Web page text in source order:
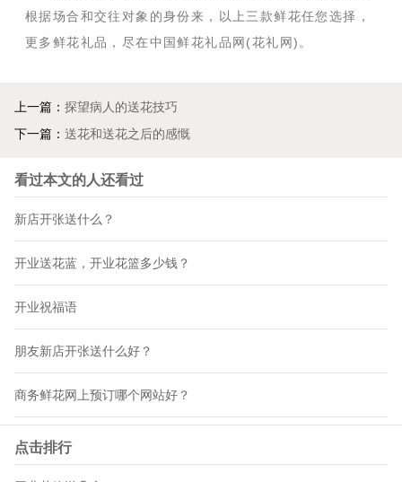
根据场合和交往对象的身份来，以上三款鲜花任您选择，
更多鲜花礼品，尽在中国鲜花礼品网(花礼网)。
上一篇： 探望病人的送花技巧
下一篇： 送花和送花之后的感慨
看过本文的人还看过
新店开张送什么？
开业送花蓝，开业花篮多少钱？
开业祝福语
朋友新店开张送什么好？
商务鲜花网上预订哪个网站好？
点击排行